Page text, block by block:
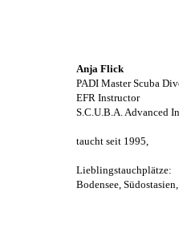
Anja Flick
PADI Master Scuba
EFR Instructor
S.C.U.B.A. Advanced
taucht seit 1995,
Lieblingstauchplätze:
Bodensee,